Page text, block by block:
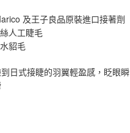
及王子良品原裝進口接著劑
人工睫毛
貂毛
日式接睫的羽翼輕盈感，眨眼瞬